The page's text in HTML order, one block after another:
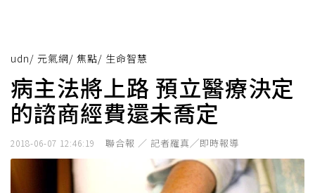
udn/ 元氣網/ 焦點/ 生命智慧
病主法將上路 預立醫療決定
的諮商經費還未喬定
2018-06-07 12:46:19 聯合報 ／ 記者羅真╱即時報導